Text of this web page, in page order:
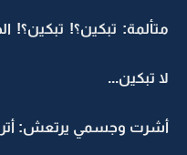
متألمة: تبكين؟! تبكين؟!
لا تبكين...
أشرت وجسمي يرتعش: